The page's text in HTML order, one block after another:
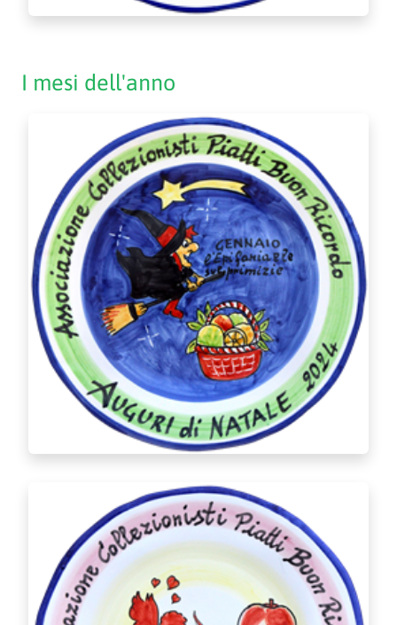
I mesi dell'anno